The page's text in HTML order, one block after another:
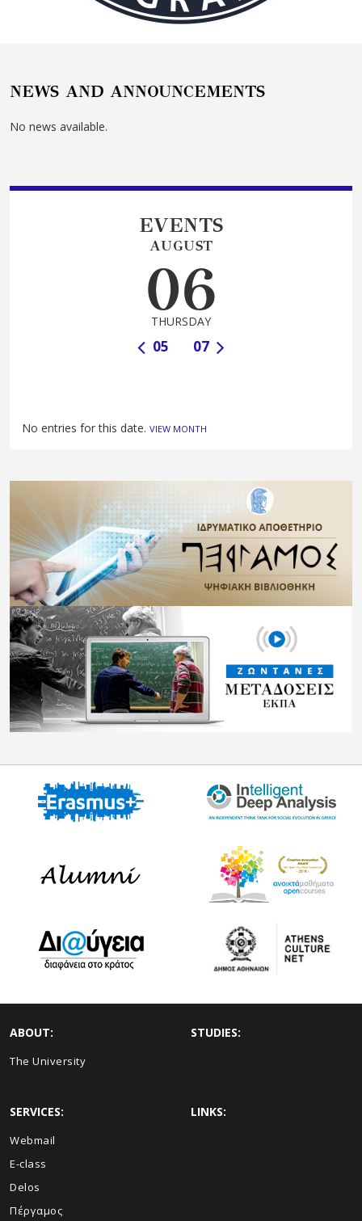
NEWS AND ANNOUNCEMENTS
No news available.
EVENTS
AUGUST
06
THURSDAY
07
05
No entries for this date. VIEW MONTH
ABOUT:
The University
STUDIES:
SERVICES:
Webmail
E-class
Delos
Πέργαμος
LINKS: